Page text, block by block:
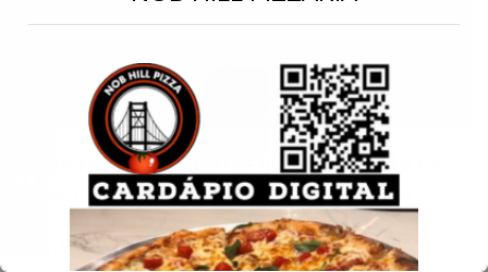
Aparecida de Goiânia inicia aplicação da
vacina Pneumo 20 e amplia proteção
contra doenças pneumocócicas na
infância